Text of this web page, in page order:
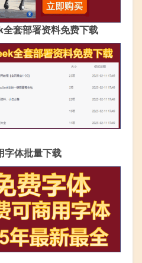
套部署资料免费下载
字体批量下载